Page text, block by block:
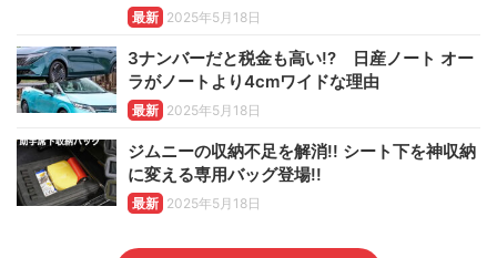
最新 2025年5月18日
3ナンバーだと税金も高い!? 日産ノート オー
ラがノートより4cmワイドな理由
最新 2025年5月18日
ジムニーの収納不足を解消!! シート下を神収納
に変える専用バッグ登場!!
最新 2025年5月18日